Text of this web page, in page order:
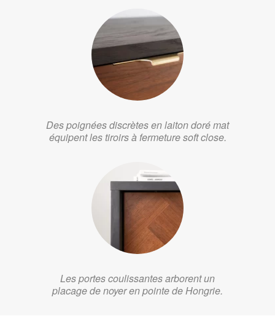
Des poignées discrètes en laiton doré mat
équipent les tiroirs à fermeture soft close.
Les portes coulissantes arborent un
placage de noyer en pointe de Hongrie.